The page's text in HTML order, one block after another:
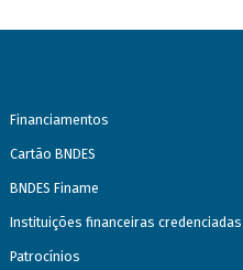
Financiamentos
Cartão BNDES
BNDES Finame
Instituições financeiras credenciadas
Patrocínios